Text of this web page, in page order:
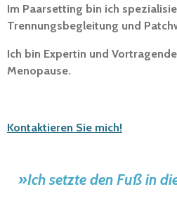
Im Paarsetting bin ich
Trennungsbegleitung und
Ich bin Expertin und
Menopause.
Kontaktieren Sie mich!
»Ich setzte den Fuß in